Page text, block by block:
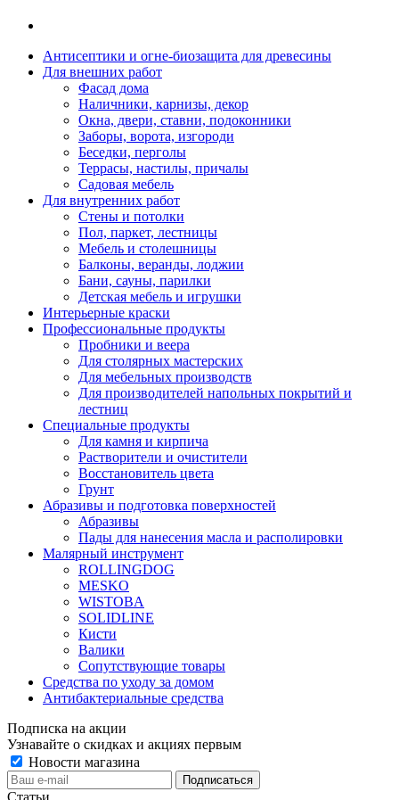
Антисептики и огне-биозащита для древесины
Для внешних работ
Фасад дома
Наличники, карнизы, декор
Окна, двери, ставни, подоконники
Заборы, ворота, изгороди
Беседки, перголы
Террасы, настилы, причалы
Садовая мебель
Для внутренних работ
Стены и потолки
Пол, паркет, лестницы
Мебель и столешницы
Балконы, веранды, лоджии
Бани, сауны, парилки
Детская мебель и игрушки
Интерьерные краски
Профессиональные продукты
Пробники и веера
Для столярных мастерских
Для мебельных производств
Для производителей напольных покрытий и
лестниц
Специальные продукты
Для камня и кирпича
Растворители и очистители
Восстановитель цвета
Грунт
Абразивы и подготовка поверхностей
Абразивы
Пады для нанесения масла и располировки
Малярный инструмент
ROLLINGDOG
MESKO
WISTOBA
SOLIDLINE
Кисти
Валики
Сопутствующие товары
Средства по уходу за домом
Антибактериальные средства
Подписка на акции
Узнавайте о скидках и акциях первым
Новости магазина